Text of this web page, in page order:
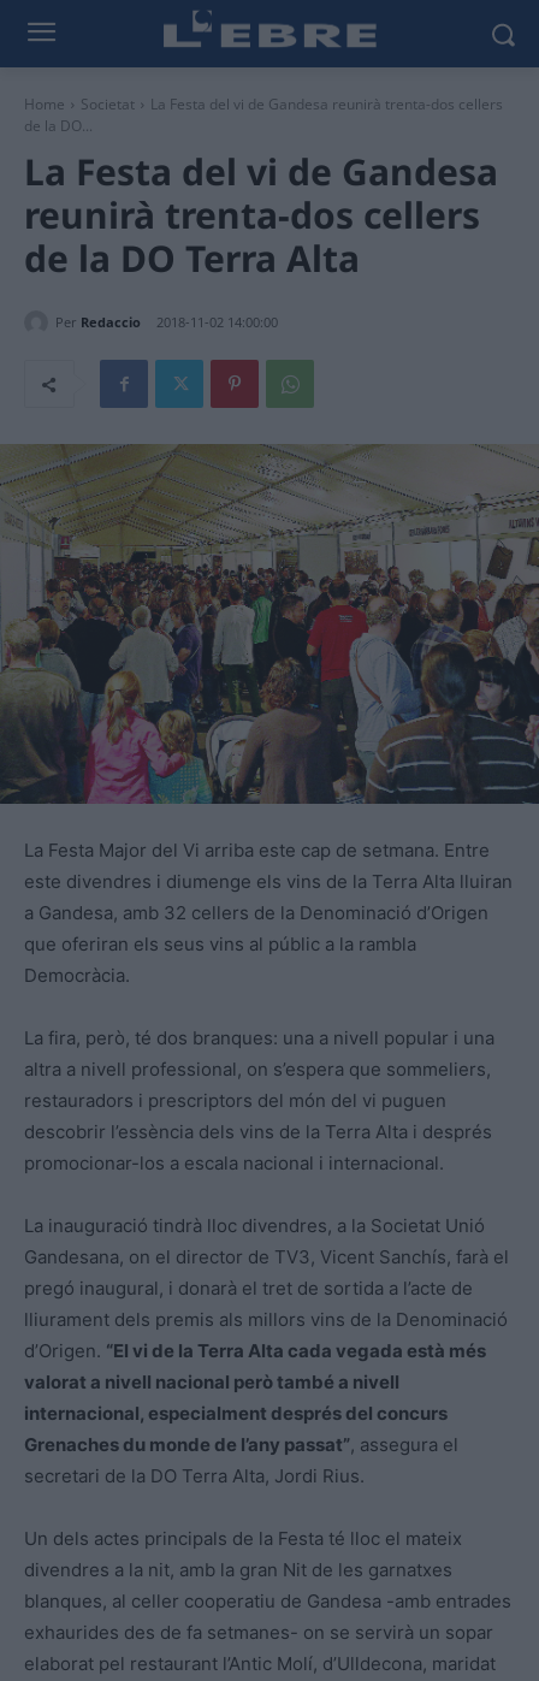
Home Societat
La Festa del vi de Gandesa reunirà trenta-dos cellers
de la DO...
La Festa del vi de Gandesa
reunirà trenta-dos cellers
de la DO Terra Alta
Per Redaccio 2018-11-02 14:00:00
La Festa Major del Vi arriba este cap de setmana. Entre
este divendres i diumenge els vins de la Terra Alta lluiran
a Gandesa, amb 32 cellers de la Denominació d’Origen
que oferiran els seus vins al públic a la rambla
Democràcia.
La fira, però, té dos branques: una a nivell popular i una
altra a nivell professional, on s’espera que sommeliers,
restauradors i prescriptors del món del vi puguen
descobrir l’essència dels vins de la Terra Alta i després
promocionar-los a escala nacional i internacional.
La inauguració tindrà lloc divendres, a la Societat Unió
Gandesana, on el director de TV3, Vicent Sanchís, farà el
pregó inaugural, i donarà el tret de sortida a l’acte de
lliurament dels premis als millors vins de la Denominació
d’Origen. “El vi de la Terra Alta cada vegada està més
valorat a nivell nacional però també a nivell
internacional, especialment després del concurs
Grenaches du monde de l’any passat”, assegura el
secretari de la DO Terra Alta, Jordi Rius.
Un dels actes principals de la Festa té lloc el mateix
divendres a la nit, amb la gran Nit de les garnatxes
blanques, al celler cooperatiu de Gandesa -amb entrades
exhaurides des de fa setmanes- on se servirà un sopar
elaborat pel restaurant l’Antic Molí, d’Ulldecona, maridat